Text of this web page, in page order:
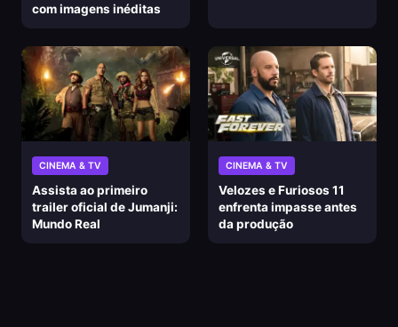
com imagens inéditas
CINEMA & TV
Assista ao primeiro
trailer oficial de Jumanji:
Mundo Real
CINEMA & TV
Velozes e Furiosos 11
enfrenta impasse antes
da produção